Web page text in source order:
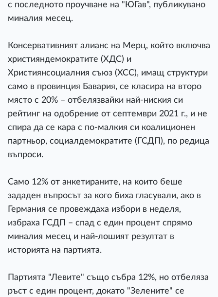
с последното проучване на "ЮГав", публикувано
миналия месец.
Консервативният алианс на Мерц, който включва
християндемократите (ХДС) и
Християнсоциалния съюз (ХСС), имащ структури
само в провинция Бавария, се класира на второ
място с 20% – отбелязвайки най-ниския си
рейтинг на одобрение от септември 2021 г., и не
спира да се кара с по-малкия си коалиционен
партньор, социалдемократите (ГСДП), по редица
въпроси.
Само 12% от анкетираните, на които беше
зададен въпросът за кого биха гласували, ако в
Германия се провеждаха избори в неделя,
избраха ГСДП – спад с един процент спрямо
миналия месец и най-лошият резултат в
историята на партията.
Партията "Левите" също събра 12%, но отбеляза
ръст с един процент, докато "Зелените" се